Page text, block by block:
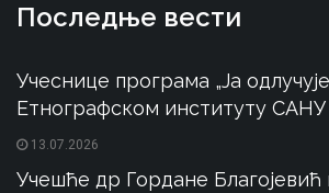
Последње вести
Учеснице програма „Ја
Етнографском институту САНУ
13.07.2026
Учешће др Гордане Благојевић